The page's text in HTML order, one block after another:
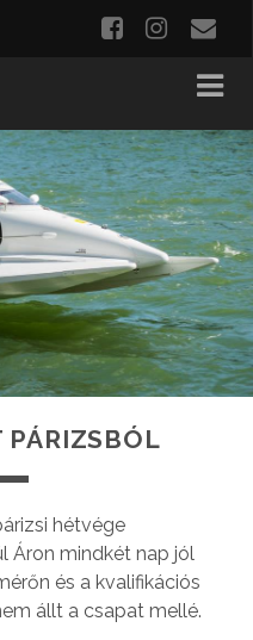
PÁRIZSBÓL
hétvége
Áron mindkét nap jól
és a kvalifikációs
állt a csapat mellé.